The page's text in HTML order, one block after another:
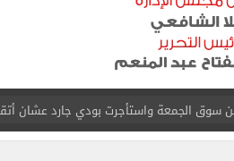
على كأس خوان جامبر
محمد صلاح